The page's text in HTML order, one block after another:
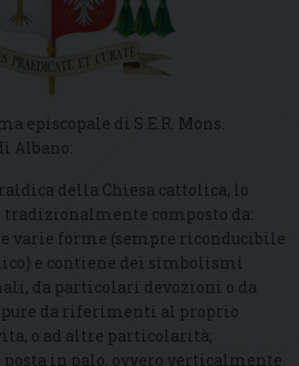
episcopale di S.E.R. Mons.
Albano:
della Chiesa cattolica, lo
tradizionalmente composto da:
varie forme (sempre riconducibile
e contiene dei simbolismi
da particolari devozioni o da
da riferimenti al proprio
o ad altre particolarità;
posta in palo, ovvero verticalmente